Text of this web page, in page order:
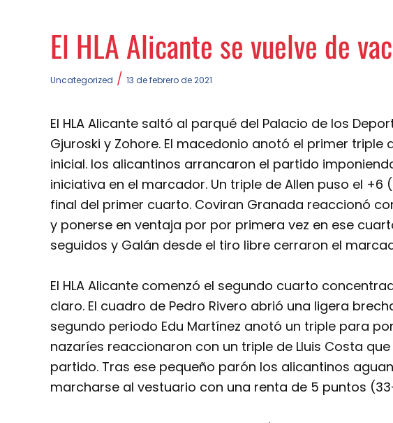
El HLA Alicante se vuelve de
Uncategorized / 13 de febrero de 2021
El HLA Alicante saltó al parqué del Palacio de los
Gjuroski y Zohore. El macedonio anotó el primer
inicial. los alicantinos arrancaron el partido
iniciativa en el marcador. Un triple de Allen puso el
final del primer cuarto. Coviran Granada reaccionó
y ponerse en ventaja por por primera vez en ese
seguidos y Galán desde el tiro libre cerraron el
El HLA Alicante comenzó el segundo cuarto
claro. El cuadro de Pedro Rivero abrió una ligera
segundo periodo Edu Martínez anotó un triple para
nazaríes reaccionaron con un triple de Lluis Costa
partido. Tras ese pequeño parón los alicantinos
marcharse al vestuario con una renta de 5 puntos